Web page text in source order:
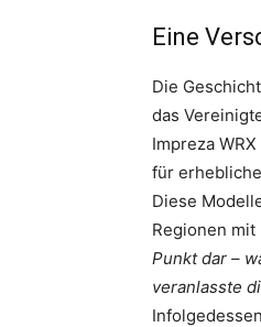
Eine
Die
das
Impreza
für
Diese
Regionen
Punkt dar –
veranlasste